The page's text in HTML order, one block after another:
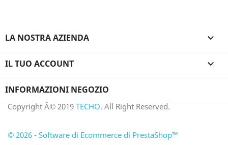
LA NOSTRA AZIENDA 
IL TUO ACCOUNT 
INFORMAZIONI NEGOZIO
Copyright Â© 2019 TECHO. All Right Reserved.
© 2026 - Software di Ecommerce di PrestaShop™